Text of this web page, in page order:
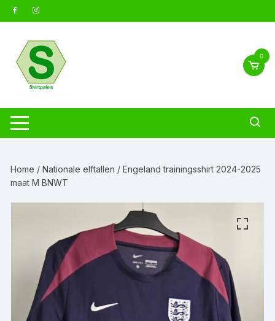
naar
0
Home /Nationale elftallen / Engeland trainingsshirt 2024-2025
maat M BNWT